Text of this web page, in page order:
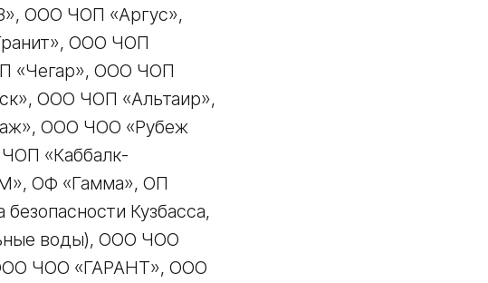
ООО ЧОП «Аргус»,
ООО ЧОП
«Чегар», ООО ЧОП
ООО ЧОП «Альтаир»,
ООО ЧОО «Рубеж
«Каббалк-
ОФ «Гамма», ОП
Кузбасса,
воды), ООО ЧОО
ЧОО «ГАРАНТ», ООО